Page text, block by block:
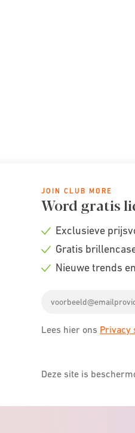
JOIN CLUB MORE
Word gratis
Check
Exclusieve
Check
Gratis
Nieuwe trends
address
Lees hier ons Privacy
Deze site is